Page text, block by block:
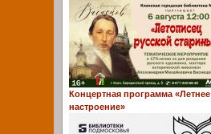
Концертная программа «Летнее
настроение»